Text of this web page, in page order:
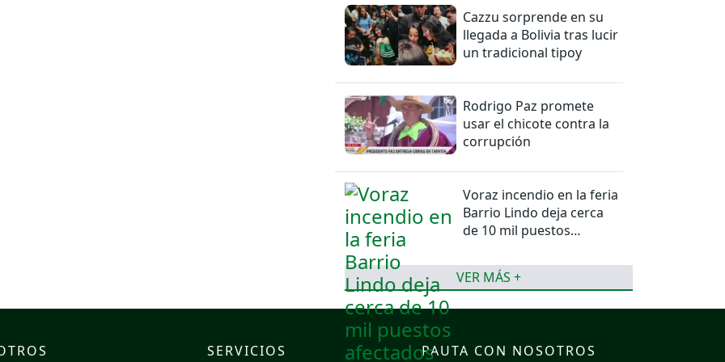
Cazzu sorprende en su
llegada a Bolivia tras lucir
un tradicional tipoy
Rodrigo Paz promete
usar el chicote contra la
corrupción
Voraz incendio en la feria
Barrio Lindo deja cerca
de 10 mil puestos
VER MÁS +
SERVICIOS PAUTA CON NOSOTROS